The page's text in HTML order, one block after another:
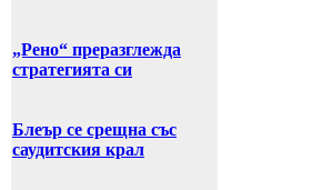
„Рено“ преразглежда
стратегията си
Блеър се срещна със
саудитския крал